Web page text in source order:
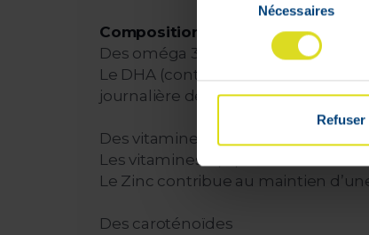
consentement
Nécessaires
Refuser
Composition
Des oméga 3
Le DHA (contenu dans les oméga
journalière de 250 mg de DHA.
Des vitamines et minéraux
Les vitamines D, C, E et le zinc
Le Zinc contribue au maintien
Des caroténoïdes